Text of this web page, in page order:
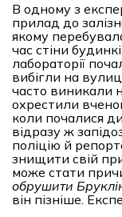
В одному з
прилад до
якому
час стіни
лабораторії
вибігли на
часто виникали
охрестили
коли почалися
відразу ж
поліцію й
знищити свій
може стати
обрушити
він пізніше.